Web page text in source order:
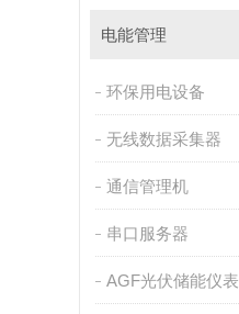
电能管理
环保用电设备
无线数据采集器
通信管理机
串口服务器
AGF光伏储能仪表